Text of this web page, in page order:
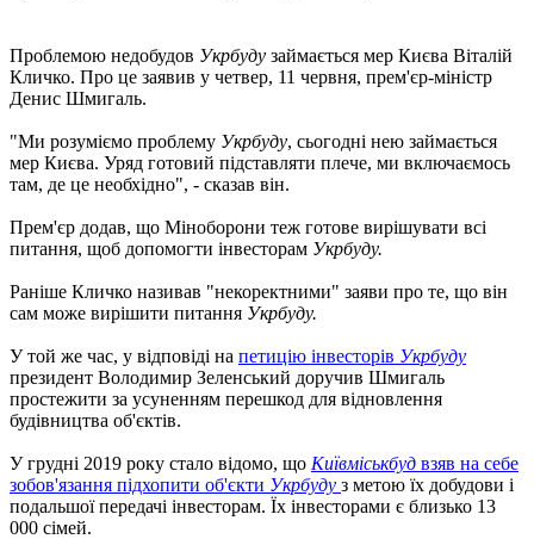
Проблемою недобудов Укрбуду займається мер Києва Віталій
Кличко. Про це заявив у четвер, 11 червня, прем'єр-міністр
Денис Шмигаль.
"Ми розуміємо проблему Укрбуду, сьогодні нею займається
мер Києва. Уряд готовий підставляти плече, ми включаємось
там, де це необхідно", - сказав він.
Прем'єр додав, що Міноборони теж готове вирішувати всі
питання, щоб допомогти інвесторам Укрбуду.
Раніше Кличко називав "некоректними" заяви про те, що він
сам може вирішити питання Укрбуду.
У той же час, у відповіді на петицію інвесторів Укрбуду
президент Володимир Зеленський доручив Шмигаль
простежити за усуненням перешкод для відновлення
будівництва об'єктів.
У грудні 2019 року стало відомо, що Київміськбуд взяв на себе
зобов'язання підхопити об'єкти Укрбуду з метою їх добудови і
подальшої передачі інвесторам. Їх інвесторами є близько 13
000 сімей.